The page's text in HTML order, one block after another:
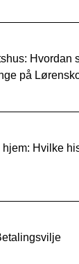
Hvordan
på
Hvilke